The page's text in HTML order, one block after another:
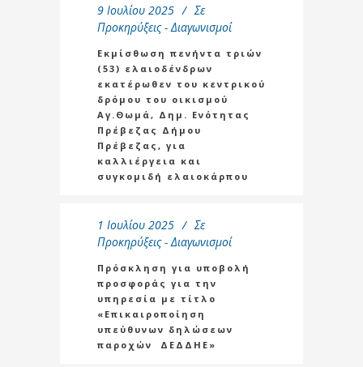
9 Ιουλίου 2025
Σε
Προκηρύξεις - Διαγωνισμοί
Εκμίσθωση πενήντα τριών
(53) ελαιοδένδρων
εκατέρωθεν του κεντρικού
δρόμου του οικισμού
Αγ.Θωμά, Δημ. Ενότητας
Πρέβεζας Δήμου
Πρέβεζας, για
καλλιέργεια και
συγκομιδή ελαιοκάρπου
1 Ιουλίου 2025
Σε
Προκηρύξεις - Διαγωνισμοί
Πρόσκληση για υποβολή
προσφοράς για την
υπηρεσία με τίτλο
«Επικαιροποίηση
υπεύθυνων δηλώσεων
παροχών ΔΕΔΔΗΕ»